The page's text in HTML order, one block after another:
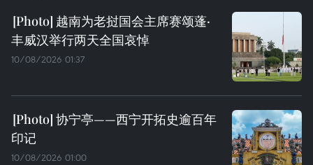
越南为老挝国会主席赛颂蓬·
丰威汉举行两天全国哀悼
10/08/2026 01:37
协宁亭——西宁开拓史逾百年
印记
10/08/2026 01:00